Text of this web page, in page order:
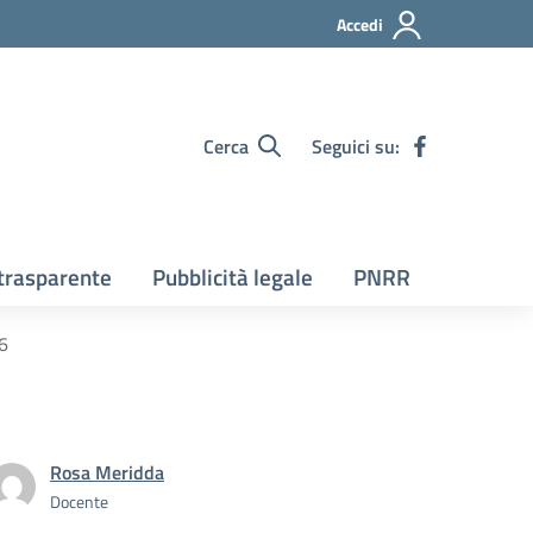
Accedi
Cerca Seguici su:
Pubblicità legale PNRR
Rosa Meridda
Docente